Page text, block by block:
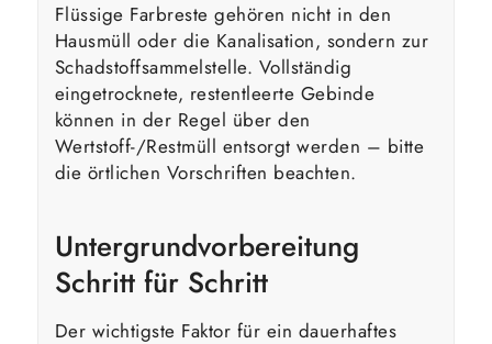
Flüssige Farbreste gehören nicht in den
Hausmüll oder die Kanalisation, sondern zur
Schadstoffsammelstelle. Vollständig
eingetrocknete, restentleerte Gebinde
können in der Regel über den
Wertstoff-/Restmüll entsorgt werden – bitte
die örtlichen Vorschriften beachten.
Untergrundvorbereitung
Schritt für Schritt
Der wichtigste Faktor für ein dauerhaftes